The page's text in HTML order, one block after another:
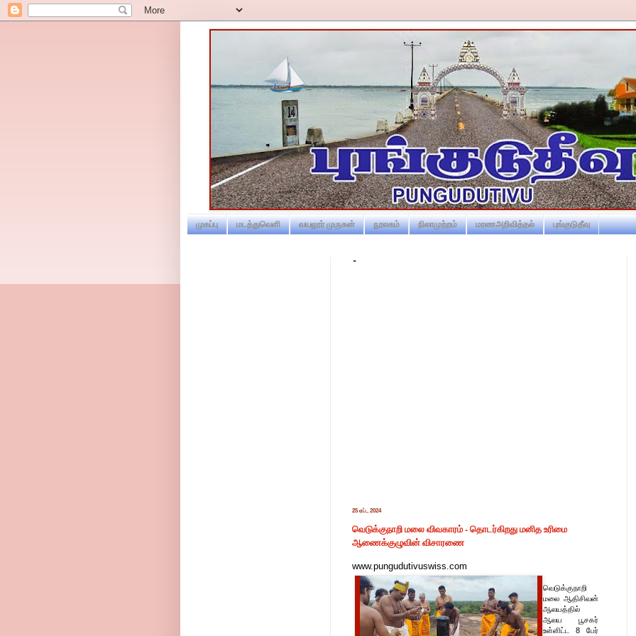
முகப்பு மடத்துவெளி வயலூர் முருகன் நூலகம் நிலாமுற்றம் மரணஅறிவித்தல் புங்குடுதீவு
-
25 ஏப்., 2024
வெடுக்குநாறி மலை விவகாரம் - தொடர்கிறது மனித உரிமை
ஆணைக்குழுவின் விசாரணை
www.pungudutivuswiss.com
வெடுக்குநாறி
மலை ஆதிசிவன்
ஆலயத்தில்
ஆலய பூசகர்
உள்ளிட்ட 8 பேர்